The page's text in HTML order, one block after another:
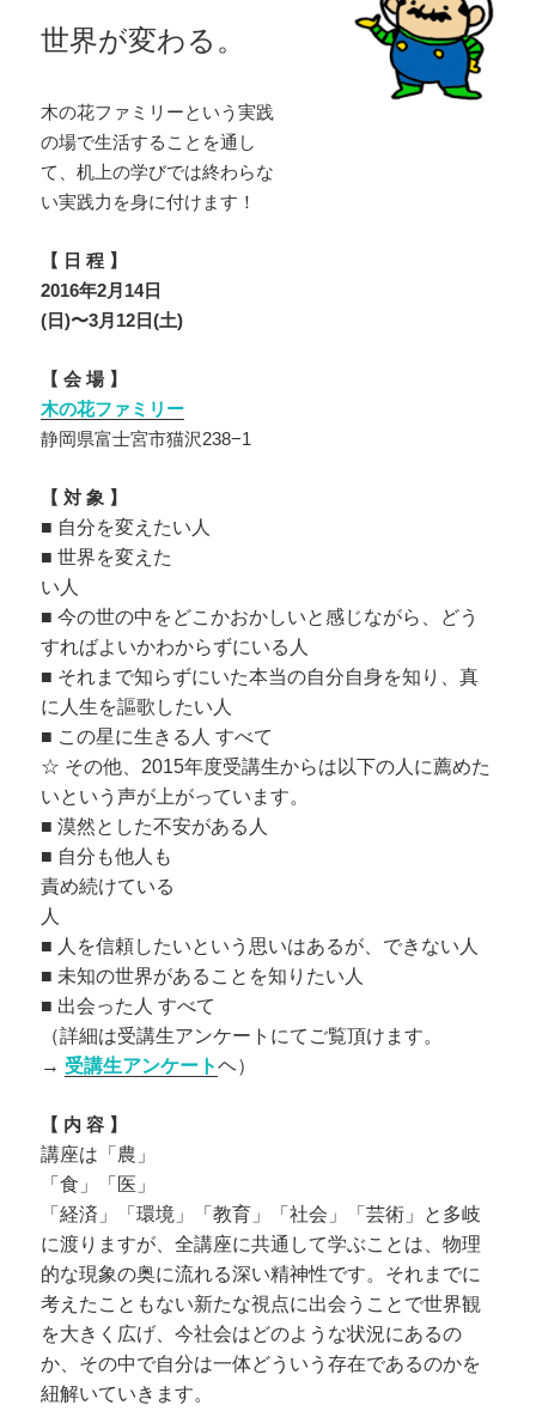
世界が変わる。
木の花ファミリーという実践
の場で生活することを通し
て、机上の学びでは終わらな
い実践力を身に付けます！
【 日 程 】
2016年2月14日
(日)〜3月12日(土)
【 会 場 】
木の花ファミリー
静岡県富士宮市猫沢238−1
【 対 象 】
■ 自分を変えたい人
■ 世界を変えた
い人
■ 今の世の中をどこかおかしいと感じながら、 どう
すればよいかわからずにいる人
■ それまで知らずにいた本当の自分自身を知り、真
に人生を謳歌したい人
■ この星に生きる人 すべて
☆ その他、 2015年度受講生からは以下の人に薦めた
いという声が上がっています。
■ 漠然とした不安がある人
■ 自分も他人も
責め続けている
人
■ 人を信頼したいという思いはあるが、できない人
■ 未知の世界があることを知りたい人
■ 出会った人 すべて
（詳細は受講生アンケートにてご覧頂けます。
→ 受講生アンケー トヘ）
【 内 容 】
講座は「農」
「食」「医」
「経済」「環境」「教育」「社会」「芸術」と多岐
に渡りますが、全講座に共通して学ぶことは、物理
的な現象の奥に流れる深い精神性です。 それまでに
考えたこともない新たな視点に出会うことで世界観
を大きく広げ、今社会はどのような状況にあるの
か、 その中で自分は一体どういう存在であるのかを
紐解いていきます。